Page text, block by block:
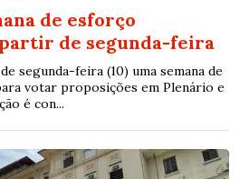
de esforço
de segunda-feira
segunda-feira (10) uma semana de
votar proposições em Plenário e
é con...